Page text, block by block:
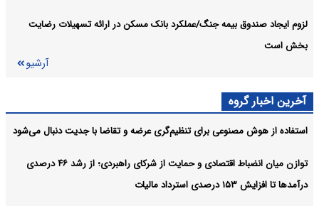
لزوم ایجاد صندوق بیمه جنگ/عملکرد بانک مسکن در ارائه تسهیلات رضایت
بخش است
آرشیو
آخرین اخبار گروه
استفاده از هوش مصنوعی برای تنظیم‌گری عرضه و تقاضا با جدیت دنبال می‌شود
توازن میان انضباط اقتصادی و حمایت از شرکای راهبردی؛ از رشد ۴۶ درصدی
درآمدها تا افزایش ۱۵۳ درصدی استرداد مالیات